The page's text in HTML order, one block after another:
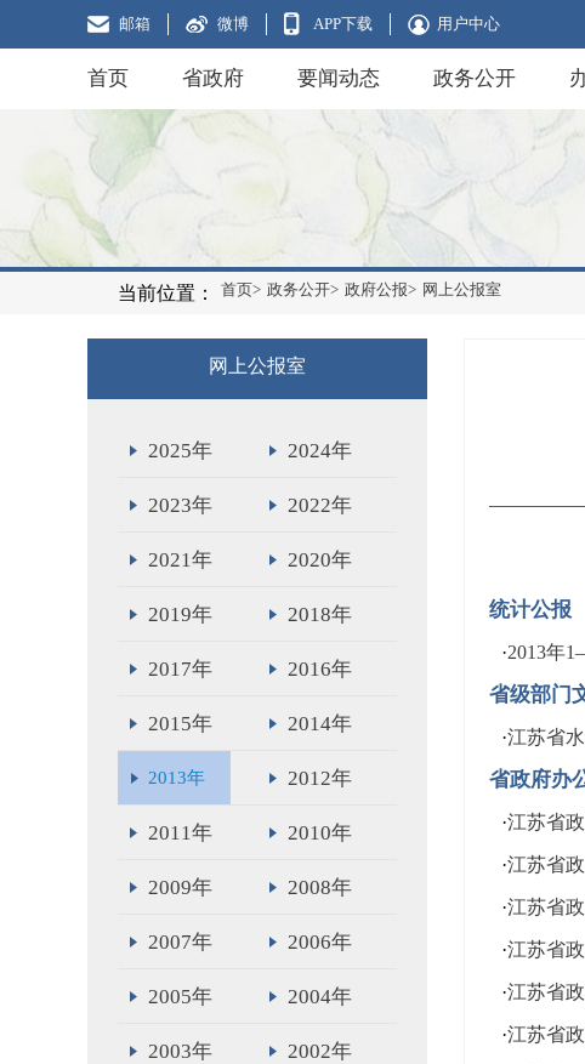
邮箱 微博 APP下载 用户中心
首页 省政府 要闻动态 政务公开
当前位置： 首页> 政务公开> 政府公报> 网上公报室
网上公报室
2025年 2024年
2023年 2022年
2021年 2020年
2019年 2018年
2017年 2016年
2015年 2014年
2013年 2012年
2011年 2010年
2009年 2008年
2007年 2006年
2005年 2004年
2003年 2002年
统计公报
·2013年
省级部门
·江苏省
省政府办
·江苏省
·江苏省
·江苏省
·江苏省
·江苏省
·江苏省